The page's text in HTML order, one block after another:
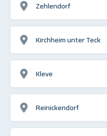
Zehlendorf
Kirchheim unter Teck
Kleve
Reinickendorf